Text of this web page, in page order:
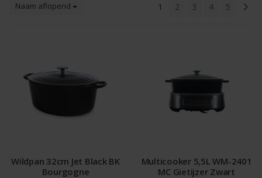
Naam aflopend 1 2 3 4 5
Wildpan 32cm Jet Black BK
Bourgogne
Multicooker 5,5L WM-2401
MC Gietijzer Zwart